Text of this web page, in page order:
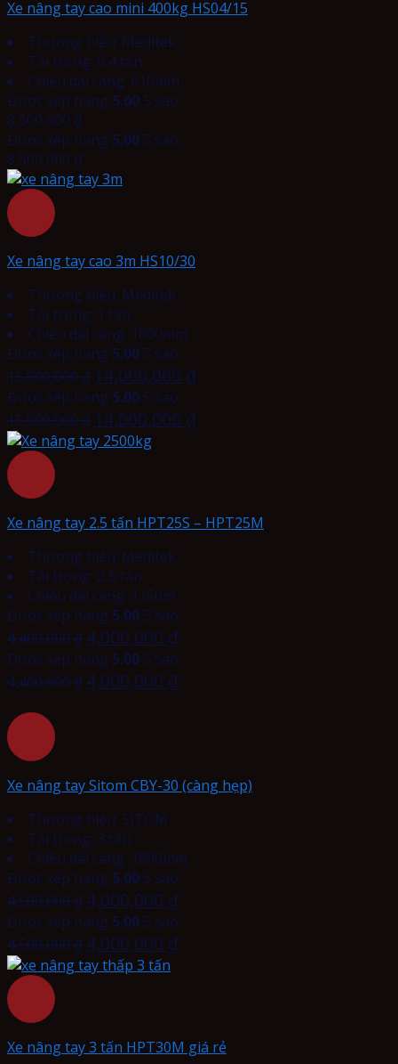
Xe nâng tay cao mini 400kg HS04/15
Thương hiệu: Meditek
Tải trọng: 0,4 tấn
Chiều dài càng: 610mm
Được xếp hạng 5.00 5 sao
8,500,000 ₫
Được xếp hạng 5.00 5 sao
8,500,000 ₫
Xe nâng tay cao 3m HS10/30
Thương hiệu: Meditek
Tải trọng: 1 tấn
Chiều dài càng: 1000mm
Được xếp hạng 5.00 5 sao
15,900,000₫ 14,000,000 ₫
Được xếp hạng 5.00 5 sao
15,900,000₫ 14,000,000 ₫
Xe nâng tay 2.5 tấn HPT25S – HPT25M
Thương hiệu: Meditek
Tải trọng: 2,5 tấn
Chiều dài càng: 1150m
Được xếp hạng 5.00 5 sao
4,400,000₫ 4,000,000 ₫
Được xếp hạng 5.00 5 sao
4,400,000₫ 4,000,000 ₫
Xe nâng tay Sitom CBY-30 (càng hẹp)
Thương hiệu: SITOM
Tải trọng: 3 tấn
Chiều dài càng: 1800mm
Được xếp hạng 5.00 5 sao
4,500,000₫ 4,000,000 ₫
Được xếp hạng 5.00 5 sao
4,500,000₫ 4,000,000 ₫
Xe nâng tay 3 tấn HPT30M giá rẻ